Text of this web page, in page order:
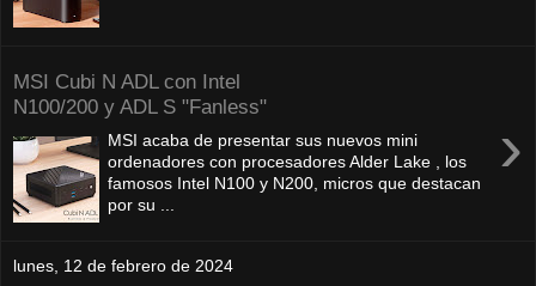
MSI Cubi N ADL con Intel
N100/200 y ADL S "Fanless"
›
MSI acaba de presentar sus nuevos mini
ordenadores con procesadores Alder Lake , los
famosos Intel N100 y N200, micros que destacan
por su ...
lunes, 12 de febrero de 2024